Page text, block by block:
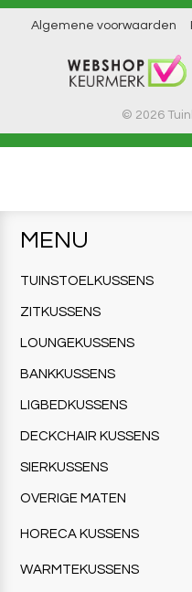
Algemene voorwaarden
© 2026
MENU
TUINSTOELKUSSENS
ZITKUSSENS
LOUNGEKUSSENS
BANKKUSSENS
LIGBEDKUSSENS
DECKCHAIR KUSSENS
SIERKUSSENS
OVERIGE MATEN
HORECA KUSSENS
WARMTEKUSSENS